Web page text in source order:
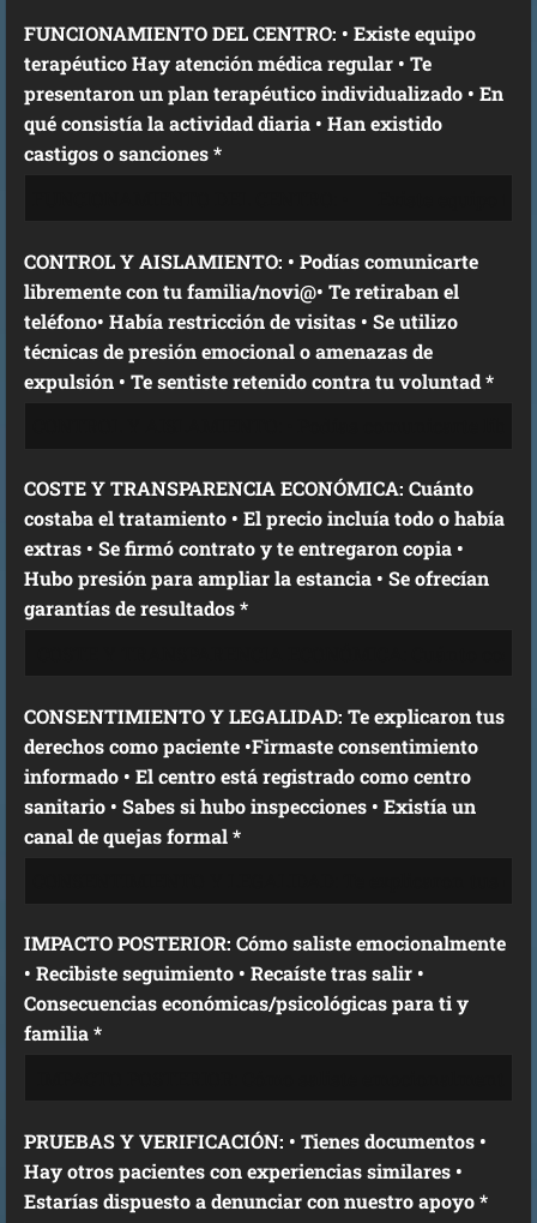
FUNCIONAMIENTO DEL CENTRO: • Existe equipo
terapéutico Hay atención médica regular • Te
presentaron un plan terapéutico individualizado • En
qué consistía la actividad diaria • Han existido
castigos o sanciones *
CONTROL Y AISLAMIENTO: • Podías comunicarte
libremente con tu familia/novi@• Te retiraban el
teléfono• Había restricción de visitas • Se utilizo
técnicas de presión emocional o amenazas de
expulsión • Te sentiste retenido contra tu voluntad *
COSTE Y TRANSPARENCIA ECONÓMICA: Cuánto
costaba el tratamiento • El precio incluía todo o había
extras • Se firmó contrato y te entregaron copia •
Hubo presión para ampliar la estancia • Se ofrecían
garantías de resultados *
CONSENTIMIENTO Y LEGALIDAD: Te explicaron tus
derechos como paciente •Firmaste consentimiento
informado • El centro está registrado como centro
sanitario • Sabes si hubo inspecciones • Existía un
canal de quejas formal *
IMPACTO POSTERIOR: Cómo saliste emocionalmente
• Recibiste seguimiento • Recaíste tras salir •
Consecuencias económicas/psicológicas para ti y
familia *
PRUEBAS Y VERIFICACIÓN: • Tienes documentos •
Hay otros pacientes con experiencias similares •
Estarías dispuesto a denunciar con nuestro apoyo *